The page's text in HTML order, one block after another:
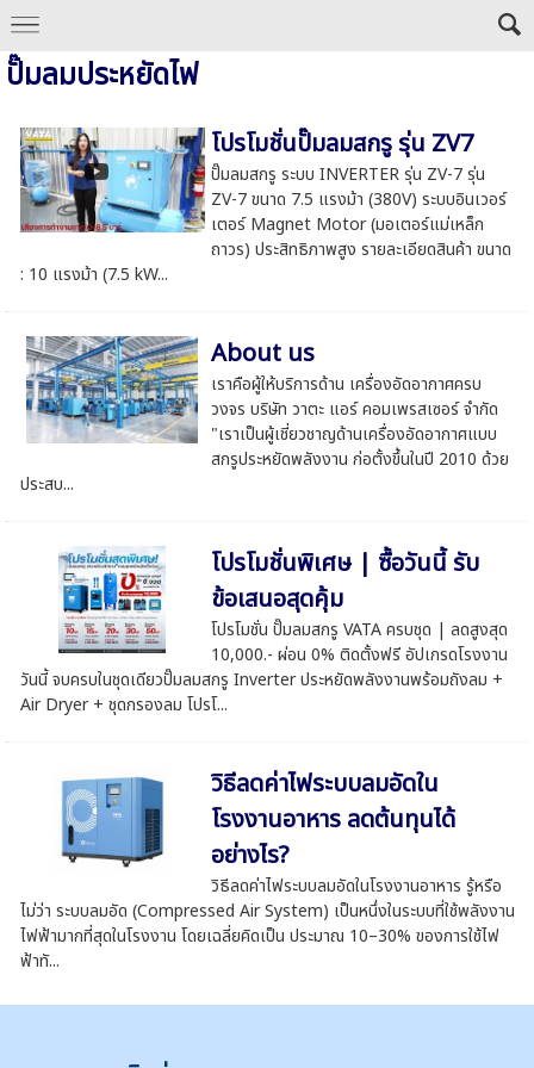
ปั๊มลมประหยัดไฟ
โปรโมชั่นปั๊มลมสกรู รุ่น ZV7
ปั๊มลมสกรู ระบบ INVERTER รุ่น ZV-7 รุ่น
ZV-7 ขนาด 7.5 แรงม้า (380V) ระบบอินเวอร์
เตอร์ Magnet Motor (มอเตอร์แม่เหล็ก
ถาวร) ประสิทธิภาพสูง รายละเอียดสินค้า ขนาด
: 10 แรงม้า (7.5 kW...
About us
เราคือผู้ให้บริการด้าน เครื่องอัดอากาศครบ
วงจร บริษัท วาตะ แอร์ คอมเพรสเซอร์ จํากัด
"เราเป็นผู้เชี่ยวชาญด้านเครื่องอัดอากาศแบบ
สกรูประหยัดพลังงาน ก่อตั้งขึ้นในปี 2010 ด้วย
ประสบ...
โปรโมชั่นพิเศษ | ซื้อวันนี้ รับ
ข้อเสนอสุดคุ้ม
โปรโมชั่น ปั๊มลมสกรู VATA ครบชุด | ลดสูงสุด
10,000.- ผ่อน 0% ติดตั้งฟรี อัปเกรดโรงงาน
วันนี้ จบครบในชุดเดียวปั๊มลมสกรู Inverter ประหยัดพลังงานพร้อมถังลม +
Air Dryer + ชุดกรองลม โปรโ...
วิธีลดค่าไฟระบบลมอัดใน
โรงงานอาหาร ลดต้นทุนได้
อย่างไร?
วิธีลดค่าไฟระบบลมอัดในโรงงานอาหาร รู้หรือ
ไม่ว่า ระบบลมอัด (Compressed Air System) เป็นหนึ่งในระบบที่ใช้พลังงาน
ไฟฟ้ามากที่สุดในโรงงาน โดยเฉลี่ยคิดเป็น ประมาณ 10–30% ของการใช้ไฟ
ฟ้าทั...